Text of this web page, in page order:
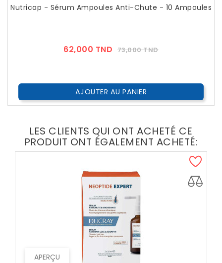
Nutricap - Sérum Ampoules Anti-Chute - 10 Ampoules
62,000 TND Prix
73,000 TNDPrix
AJOUTER AU PANIER
LES CLIENTS QUI ONT ACHETÉ CE
PRODUIT ONT ÉGALEMENT ACHETÉ:
APERÇU